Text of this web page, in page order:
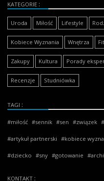
KATEGORIE
Uroda Miłość Lifestyle
Kobiece Wyznania Wnętrza
Zakupy Kultura Porady
Recenzje Studniówka
TAGI
miłość sennik sen związek
artykuł partnerski kobiece
dziecko sny gotowanie
KONTAKT